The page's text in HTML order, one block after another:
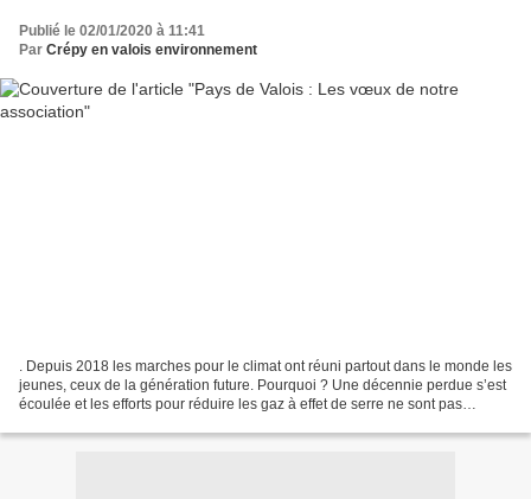
Publié le 02/01/2020 à 11:41
Par Crépy en valois environnement
. Depuis 2018 les marches pour le climat ont réuni partout dans le monde les
jeunes, ceux de la génération future. Pourquoi ? Une décennie perdue s’est
écoulée et les efforts pour réduire les gaz à effet de serre ne sont pas